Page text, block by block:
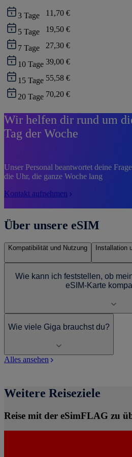
3 Tage 11,70 €
5 Tage 19,50 €
7 Tage 27,30 €
10 Tage 39,00 €
15 Tage 55,58 €
20 Tage 70,20 €
Wir helfen dir rund um
Tag der Woche
Unser Personal beantwortet deine
die Uhr, die ganze Woche lang
Kontakt aufnehmen
Über unsere eSIM
Kompatibilität und Nutzung Installation
Wie kann ich feststellen, ob
eSIM-Karte
Wie viele Giga brauchst du?
Alles ansehen
Weitere Reiseziele
Reise mit der eSimFLAG zu